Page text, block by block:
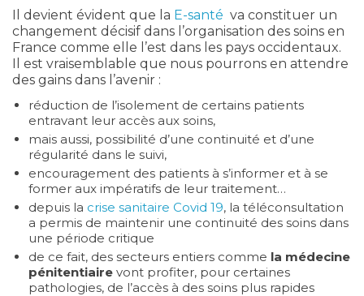
Il devient évident que la E-santé va constituer un
changement décisif dans l’organisation des soins en
France comme elle l’est dans les pays occidentaux.
Il est vraisemblable que nous pourrons en attendre
des gains dans l’avenir :
réduction de l’isolement de certains patients
entravant leur accès aux soins,
mais aussi, possibilité d’une continuité et d’une
régularité dans le suivi,
encouragement des patients à s’informer et à se
former aux impératifs de leur traitement…
depuis la crise sanitaire Covid 19, la téléconsultation
a permis de maintenir une continuité des soins dans
une période critique
de ce fait, des secteurs entiers comme la médecine
pénitentiaire vont profiter, pour certaines
pathologies, de l’accès à des soins plus rapides